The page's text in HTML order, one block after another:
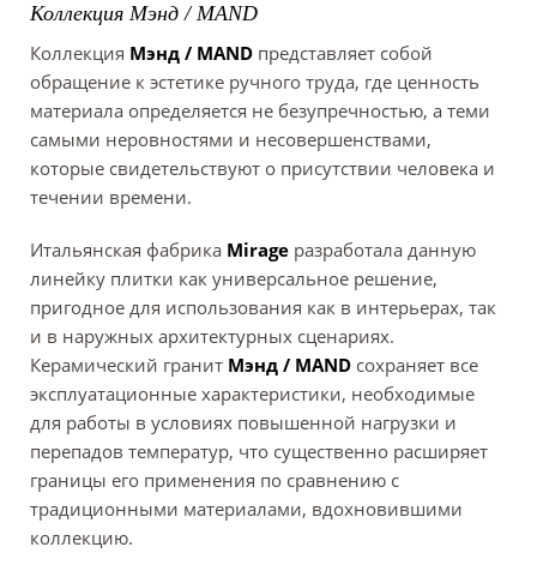
Коллекция Мэнд / MAND
Коллекция Мэнд / MAND представляет собой
обращение к эстетике ручного труда, где ценность
материала определяется не безупречностью, а теми
самыми неровностями и несовершенствами,
которые свидетельствуют о присутствии человека и
течении времени.
Итальянская фабрика Mirage разработала данную
линейку плитки как универсальное решение,
пригодное для использования как в интерьерах, так
и в наружных архитектурных сценариях.
Керамический гранит Мэнд / MAND сохраняет все
эксплуатационные характеристики, необходимые
для работы в условиях повышенной нагрузки и
перепадов температур, что существенно расширяет
границы его применения по сравнению с
традиционными материалами, вдохновившими
коллекцию.